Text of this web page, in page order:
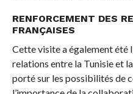
RENFORCEMENT DES
FRANÇAISES
Cette visite a également été
relations entre la Tunisie et
porté sur les possibilités de